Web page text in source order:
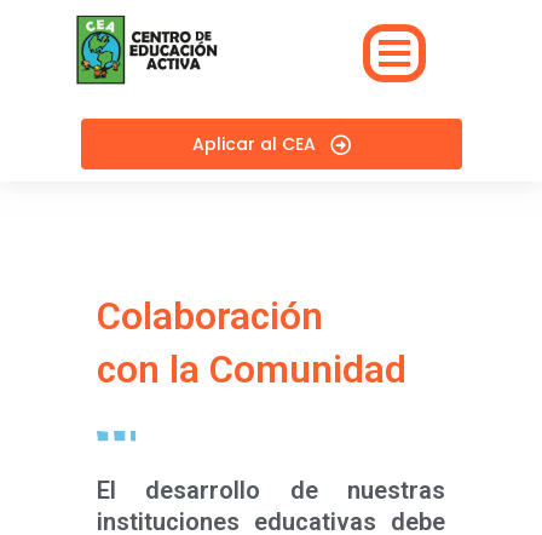
Aplicar al CEA
Colaboración
con la Comunidad
El desarrollo de nuestras
instituciones educativas debe